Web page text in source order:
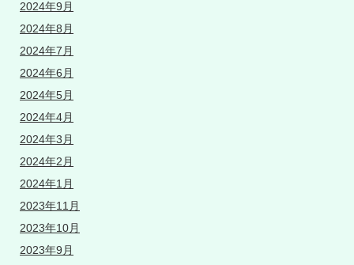
2024年9月
2024年8月
2024年7月
2024年6月
2024年5月
2024年4月
2024年3月
2024年2月
2024年1月
2023年11月
2023年10月
2023年9月